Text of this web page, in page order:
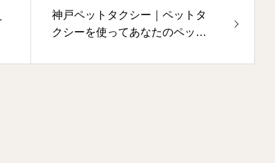
神戸ペットタクシー｜ペットタ
クシーを使ってあなたのペット